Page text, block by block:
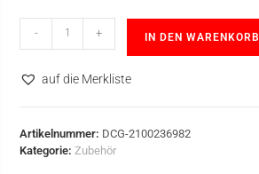
- + IN DEN WARENKORB
auf die Merkliste
Artikelnummer: DCG-2100236982
Kategorie:Zubehör